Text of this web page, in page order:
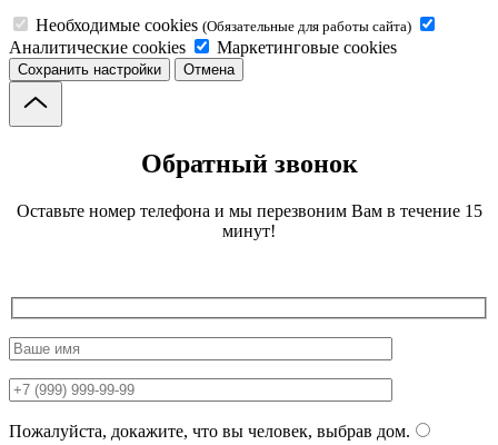
Необходимые cookies (Обязательные для работы сайта)
Аналитические cookies Маркетинговые cookies
Сохранить настройки Отмена
Обратный звонок
Оставьте номер телефона и мы перезвоним Вам в течение 15
минут!
Пожалуйста, докажите, что вы человек, выбрав дом.